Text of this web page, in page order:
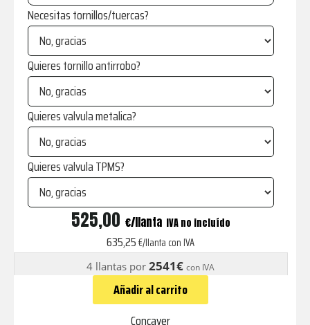
Necesitas tornillos/tuercas?
Quieres tornillo antirrobo?
Quieres valvula metalica?
Quieres valvula TPMS?
Graphite
cantidad
525,00 € IVA no incluído
635,25€/llanta con IVA
4 llantas por2541€ con IVA
Añadir al carrito
Concaver